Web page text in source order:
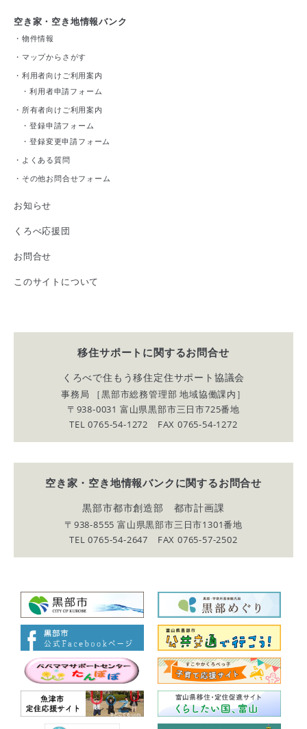
空き家・空き地情報バンク
・ 物件情報
・ マップからさがす
・ 利用者向けご利用案内
・利用者申請フォーム
・ 所有者向けご利用案内
・登録申請フォーム
・登録変更申請フォーム
・ よくある質問
・ その他お問合せフォーム
お知らせ
くろべ応援団
お問合せ
このサイトについて
移住サポートに関するお問合せ
くろべで住もう移住定住サポート協議会
事務局 ［黒部市総務管理部 地域協働課内］
〒938-0031 富山県黒部市三日市725番地
TEL 0765-54-1272 FAX 0765-54-1272
空き家・空き地情報バンクに関するお問合せ
黒部市都市創造部 都市計画課
〒938-8555 富山県黒部市三日市1301番地
TEL 0765-54-2647 FAX 0765-57-2502